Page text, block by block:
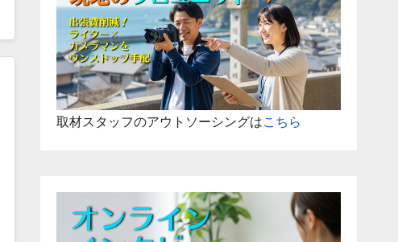
取材スタッフのアウトソーシングはこちら